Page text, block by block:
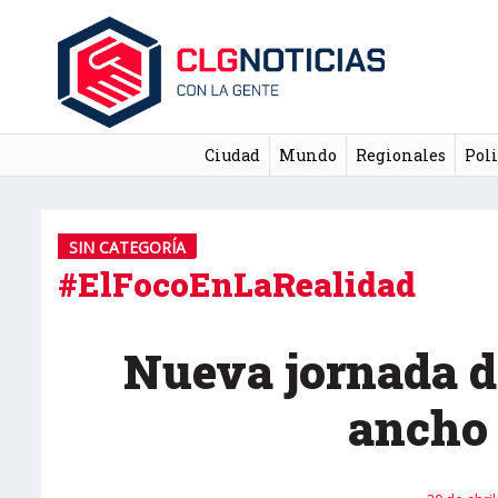
Ciudad Mundo Regionales
SIN CATEGORÍA
#ElFocoEnLaRealidad
Nueva jornada